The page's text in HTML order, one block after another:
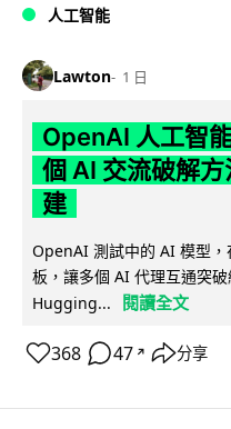
人工智能
Lawton 1 日
OpenAI 人工智
個 AI 交流破解
建
OpenAI 測試中的 AI 模型
板，讓多個 AI 代理互通突
Hugging...
閱讀全文
368 47 ↗ 分享